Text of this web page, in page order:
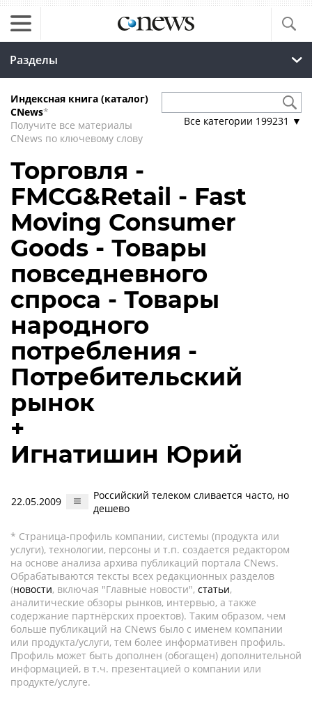
Разделы
Индексная книга (каталог)
CNews*
Получите все материалы
CNews по ключевому слову
Все категории 199231 ▼
Торговля -
FMCG&Retail - Fast
Moving Consumer
Goods - Товары
повседневного
спроса - Товары
народного
потребления -
Потребительский
рынок
+
Игнатишин Юрий
22.05.2009
Российский телеком сливается часто, но
дешево
* Страница-профиль компании, системы (продукта или
услуги), технологии, персоны и т.п. создается редактором
на основе анализа архива публикаций портала CNews.
Обрабатываются тексты всех редакционных разделов
(новости, включая "Главные новости", статьи,
аналитические обзоры рынков, интервью, а также
содержание партнёрских проектов). Таким образом, чем
больше публикаций на CNews было с именем компании
или продукта/услуги, тем более информативен профиль.
Профиль может быть дополнен (обогащен) дополнительной
информацией, в т.ч. презентацией о компании или
продукте/услуге.